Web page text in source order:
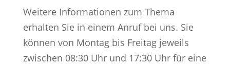
Weitere Informationen zum Thema
erhalten Sie in einem Anruf bei uns. Sie
können von Montag bis Freitag jeweils
zwischen 08:30 Uhr und 17:30 Uhr für eine